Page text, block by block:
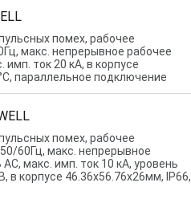
помех, рабочее
макс. непрерывное рабочее
ток 20 кА, в корпусе
параллельное подключение
помех, рабочее
60Гц, макс. непрерывное
макс. имп. ток 10 кА, уровень
в корпусе 46.36x56.76x26мм, IP66,